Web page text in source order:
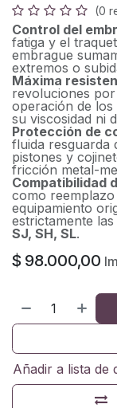
(0
Control del
fatiga y el
embrague
extremos o
Máxima
revoluciones
operación de
su viscosidad ni
Protección de
fluida resguarda
pistones y
fricción metal-
Compatibilidad
como
equipamiento
estrictamente
SJ, SH, SL.
$ 98.000,00
Añadir a lista de